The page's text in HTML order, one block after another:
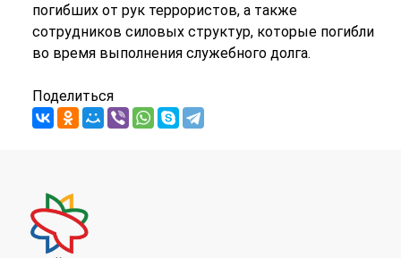
погибших от рук террористов, а также
сотрудников силовых структур, которые погибли
во время выполнения служебного долга.
Поделиться